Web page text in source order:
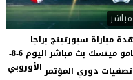
مباشر
مباراة سبورتينج براجا
ودينامو مينسك بث مباشر اليوم 6-8-
الأوروبي